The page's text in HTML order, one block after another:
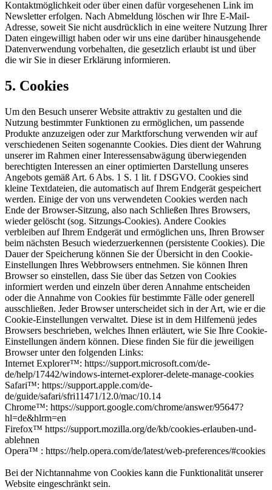
Kontaktmöglichkeit oder über einen dafür vorgesehenen Link im
Newsletter erfolgen. Nach Abmeldung löschen wir Ihre E-Mail-
Adresse, soweit Sie nicht ausdrücklich in eine weitere Nutzung Ihrer
Daten eingewilligt haben oder wir uns eine darüber hinausgehende
Datenverwendung vorbehalten, die gesetzlich erlaubt ist und über
die wir Sie in dieser Erklärung informieren.
5. Cookies
Um den Besuch unserer Website attraktiv zu gestalten und die
Nutzung bestimmter Funktionen zu ermöglichen, um passende
Produkte anzuzeigen oder zur Marktforschung verwenden wir auf
verschiedenen Seiten sogenannte Cookies. Dies dient der Wahrung
unserer im Rahmen einer Interessensabwägung überwiegenden
berechtigten Interessen an einer optimierten Darstellung unseres
Angebots gemäß Art. 6 Abs. 1 S. 1 lit. f DSGVO. Cookies sind
kleine Textdateien, die automatisch auf Ihrem Endgerät gespeichert
werden. Einige der von uns verwendeten Cookies werden nach
Ende der Browser-Sitzung, also nach Schließen Ihres Browsers,
wieder gelöscht (sog. Sitzungs-Cookies). Andere Cookies
verbleiben auf Ihrem Endgerät und ermöglichen uns, Ihren Browser
beim nächsten Besuch wiederzuerkennen (persistente Cookies). Die
Dauer der Speicherung können Sie der Übersicht in den Cookie-
Einstellungen Ihres Webbrowsers entnehmen. Sie können Ihren
Browser so einstellen, dass Sie über das Setzen von Cookies
informiert werden und einzeln über deren Annahme entscheiden
oder die Annahme von Cookies für bestimmte Fälle oder generell
ausschließen. Jeder Browser unterscheidet sich in der Art, wie er die
Cookie-Einstellungen verwaltet. Diese ist in dem Hilfemenü jedes
Browsers beschrieben, welches Ihnen erläutert, wie Sie Ihre Cookie-
Einstellungen ändern können. Diese finden Sie für die jeweiligen
Browser unter den folgenden Links:
Internet Explorer™: https://support.microsoft.com/de-
de/help/17442/windows-internet-explorer-delete-manage-cookies
Safari™: https://support.apple.com/de-
de/guide/safari/sfri11471/12.0/mac/10.14
Chrome™: https://support.google.com/chrome/answer/95647?
hl=de&hlrm=en
Firefox™ https://support.mozilla.org/de/kb/cookies-erlauben-und-
ablehnen
Opera™ : https://help.opera.com/de/latest/web-preferences/#cookies
Bei der Nichtannahme von Cookies kann die Funktionalität unserer
Website eingeschränkt sein.